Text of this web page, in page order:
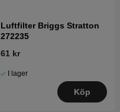
Luftfilter Briggs Stratton
272235
61 kr
I lager
Köp